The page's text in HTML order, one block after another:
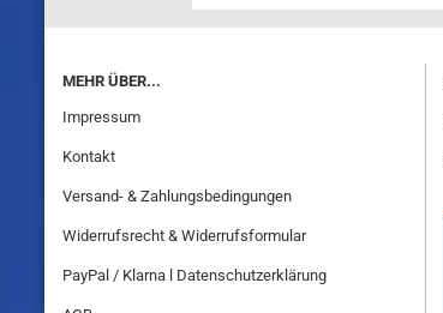
MEHR ÜBER...
Impressum
Kontakt
Versand- & Zahlungsbedingungen
Widerrufsrecht & Widerrufsformular
PayPal / Klarna l Datenschutzerklärung